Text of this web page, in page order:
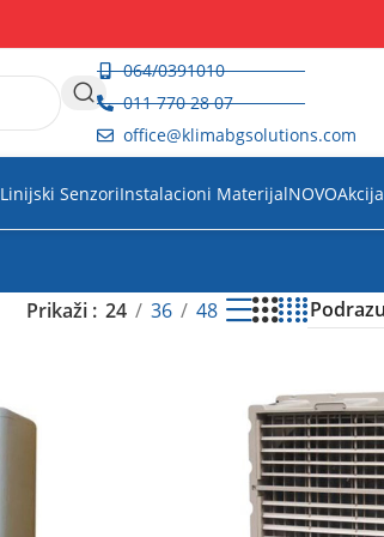
064/0391010
011 770 28 07
office@klimabgsolutions.com
Linijski SenzoriInstalacioni MaterijalNOVOAkcija
Prikaži 24 36 48